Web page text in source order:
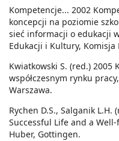
Kompetencje... 2002
koncepcji na poziomie
sieć informacji o edukacji
Edukacji i Kultury, Komisja
Kwiatkowski S. (red.) 2005
współczesnym rynku
Warszawa.
Rychen D.S., Salganik L.H.
Successful Life and a
Huber, Gottingen.